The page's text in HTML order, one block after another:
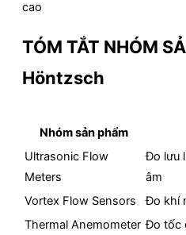
cao
TÓM TẮT NHÓM
Höntzsch
Nhóm sản phẩm
Ultrasonic Flow
Meters
Đo lưu
âm
Vortex Flow Sensors
Đo khí
Thermal Anemometer Đo tốc